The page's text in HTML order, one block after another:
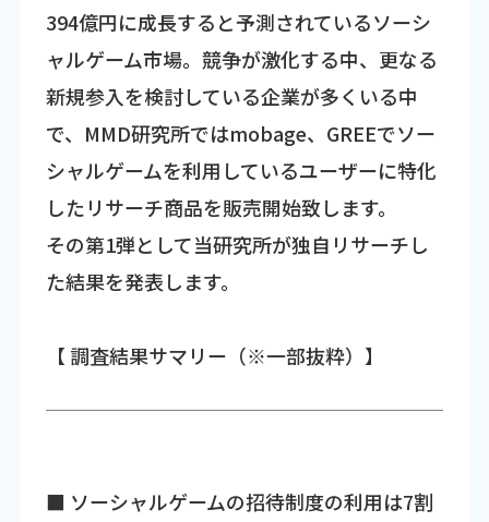
394億円に成長すると予測されているソーシ
ャルゲーム市場。競争が激化する中、更なる
新規参入を検討している企業が多くいる中
で、MMD研究所ではmobage、GREEでソー
シャルゲームを利用しているユーザーに特化
したリサーチ商品を販売開始致します。
その第1弾として当研究所が独自リサーチし
た結果を発表します。
【 調査結果サマリー（※一部抜粋）】
■ ソーシャルゲームの招待制度の利用は7割